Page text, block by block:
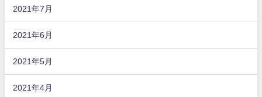
2021年7月
2021年6月
2021年5月
2021年4月